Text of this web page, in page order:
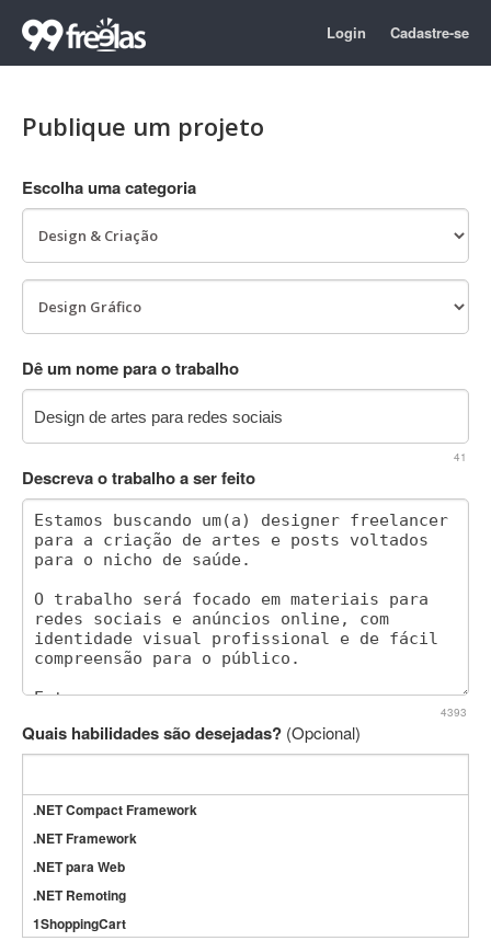
Login Cadastre-se
Publique um projeto
Escolha uma categoria
Dê um nome para o trabalho
41
Descreva o trabalho a ser feito
4393
Quais habilidades são desejadas? (Opcional)
.NET Compact Framework
.NET Framework
.NET para Web
.NET Remoting
1ShoppingCart